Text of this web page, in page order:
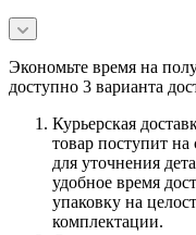
Экономьте время на
доступно 3 варианта
Курьерская
товар поступит на
для уточнения
удобное время
упаковку на
комплектации.